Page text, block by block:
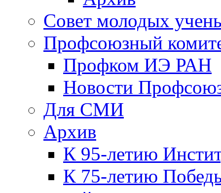
Совет молодых
Профсоюзный
Профком ИЭ РАН
Новости
Для СМИ
Архив
К 95-летию
К 75-летию